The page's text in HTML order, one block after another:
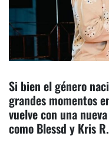
Si bien el género
grandes momentos
vuelve con una
como Blessd y Kris R.